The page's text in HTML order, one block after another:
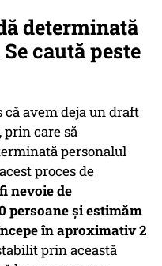
determinată
caută peste
că avem deja un draft
prin care să
personalul
proces de
nevoie de
persoane și estimăm
în aproximativ 2
prin această